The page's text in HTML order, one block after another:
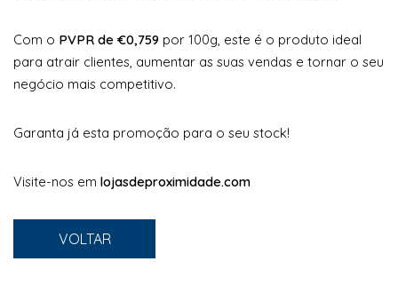
Com o PVPR de €0,759 por 100g, este é o produto ideal
para atrair clientes, aumentar as suas vendas e tornar o seu
negócio mais competitivo.
Garanta já esta promoção para o seu stock!
Visite-nos em lojasdeproximidade.com
VOLTAR